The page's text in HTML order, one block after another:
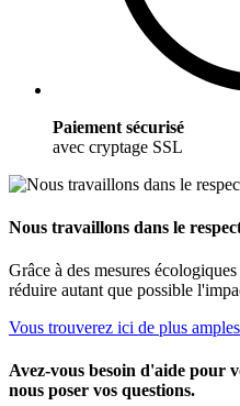
Paiement sécurisé
avec cryptage SSL
Nous travaillons dans le
Grâce à des mesures
réduire autant que possible
Vous trouverez ici de plus
Avez-vous besoin d'aide pour
nous poser vos questions.